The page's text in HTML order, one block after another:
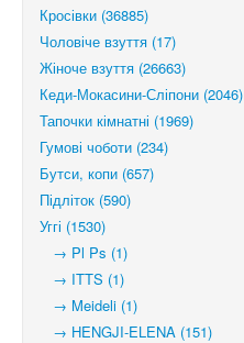
Кросівки (36885)
Чоловіче взуття (17)
Жіноче взуття (26663)
Кеди-Мокасини-Сліпони (2046)
Тапочки кімнатні (1969)
Гумові чоботи (234)
Бутси, копи (657)
Підліток (590)
Уггі (1530)
→ Pl Ps (1)
→ ITTS (1)
→ Meideli (1)
→ HENGJI-ELENA (151)